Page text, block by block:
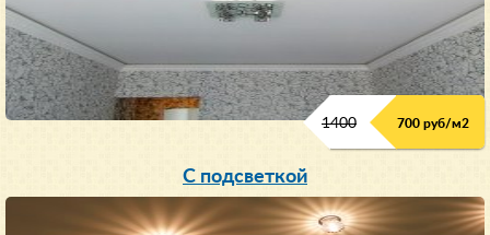
1400 700 руб/м2
С подсветкой